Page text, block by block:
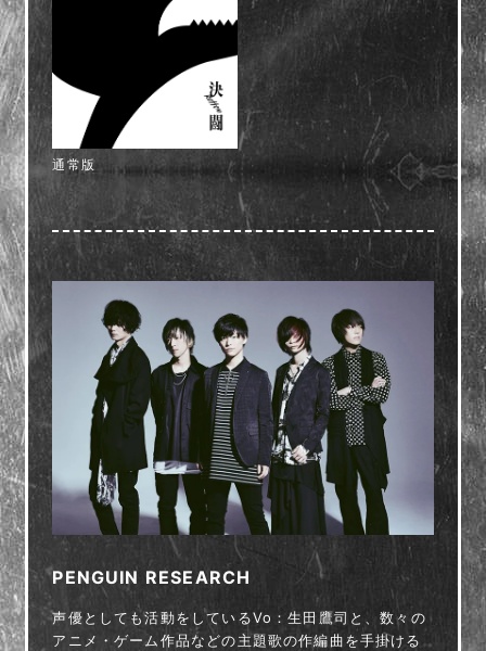
通常版
PENGUIN RESEARCH
声優としても活動をしているVo：生田鷹司と、数々の
アニメ・ゲーム作品などの主題歌の作編曲を手掛ける